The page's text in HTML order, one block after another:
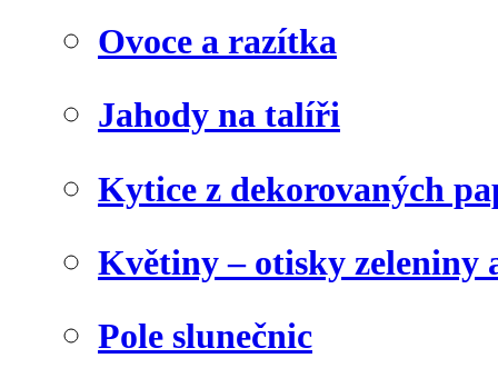
Ovoce a razítka
Jahody na talíři
Kytice z dekorovaných
Květiny – otisky zeleniny
Pole slunečnic